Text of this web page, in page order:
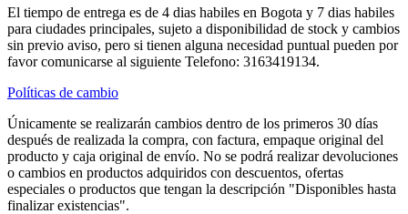
El tiempo de entrega es de 4 dias habiles en Bogota y 7 dias habiles
para ciudades principales, sujeto a disponibilidad de stock y cambios
sin previo aviso, pero si tienen alguna necesidad puntual pueden por
favor comunicarse al siguiente Telefono: 3163419134.
Políticas de cambio
Únicamente se realizarán cambios dentro de los primeros 30 días
después de realizada la compra, con factura, empaque original del
producto y caja original de envío. No se podrá realizar devoluciones
o cambios en productos adquiridos con descuentos, ofertas
especiales o productos que tengan la descripción "Disponibles hasta
finalizar existencias".